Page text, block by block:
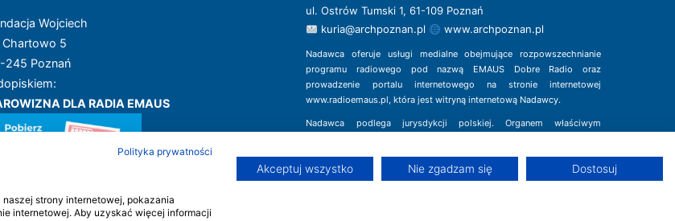
Wojciech
Chartowo 5
245 Poznań
DLA RADIA EMAUS
ul. Ostrów Tumski 1, 61-109 Poznań
kuria@archpoznan.pl
www.archpoznan.pl
Nadawca oferuje usługi medialne obejmujące rozpowszechnianie
programu radiowego pod nazwą EMAUS Dobre Radio oraz
prowadzenie portalu internetowego na stronie internetowej
www.radioemaus.pl, która jest witryną internetową Nadawcy.
Nadawca podlega jurysdykcji polskiej. Organem właściwym
Polityka prywatności
strony internetowej, pokazania
internetowej. Aby uzyskać więcej informacji
Akceptuj wszystko Nie zgadzam się Dostosuj